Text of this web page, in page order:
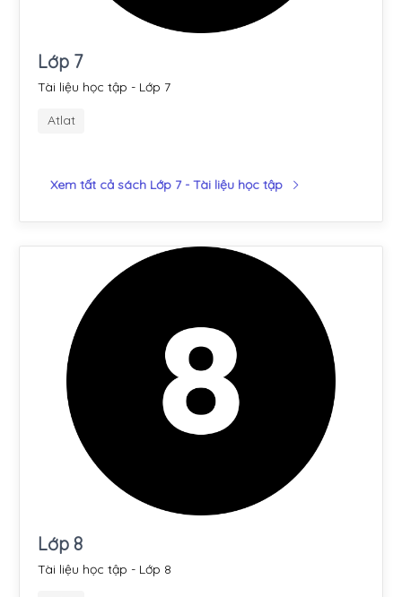
Lớp 7
Tài liệu học tập - Lớp 7
Atlat
Xem tất cả sách Lớp 7 - Tài liệu học tập
Lớp 8
Tài liệu học tập - Lớp 8